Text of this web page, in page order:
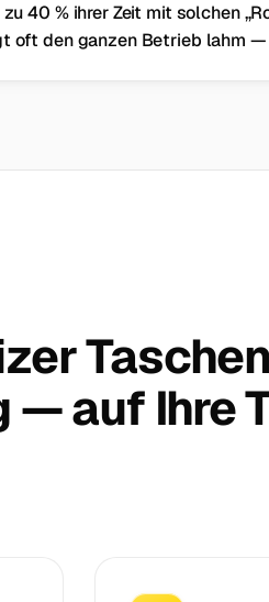
40 % ihrer Zeit mit solchen
oft den ganzen Betrieb lahm —
auf Ihre